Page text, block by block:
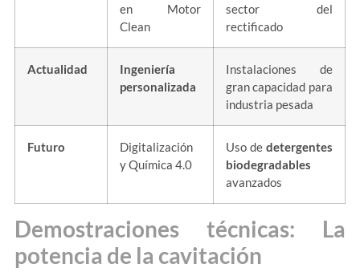
en Motor
Clean
sector del
rectificado
Actualidad
Ingeniería
personalizada
Instalaciones de
gran capacidad para
industria pesada
Futuro
Digitalización
y Química 4.0
Uso de detergentes
biodegradables
avanzados
Demostraciones técnicas: La
potencia de la cavitación